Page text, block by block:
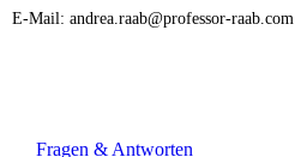
E-Mail: andrea.raab@professor-raab.com
Fragen & Antworten